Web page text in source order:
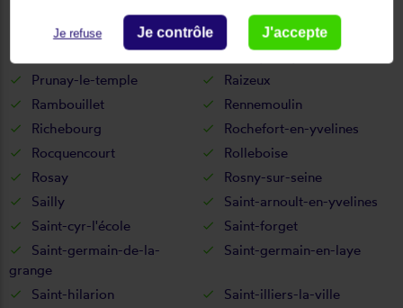
Ponthévrard
Porcheville
Prunay-en-yvelines
Prunay-le-temple
Raizeux
Rambouillet
Rennemoulin
Richebourg
Rochefort-en-yvelines
Rocquencourt
Rolleboise
Rosay
Rosny-sur-seine
Sailly
Saint-arnoult-en-yvelines
Saint-cyr-l'école
Saint-forget
Saint-germain-de-la-
grange
Saint-germain-en-laye
Saint-hilarion
Saint-illiers-la-ville
Je refuse Je contrôle J'accepte